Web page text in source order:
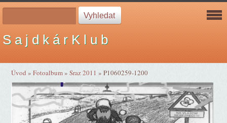
S a j d k á r K l u b
Úvod »Fotoalbum»Sraz 2011 »P1060259-1200